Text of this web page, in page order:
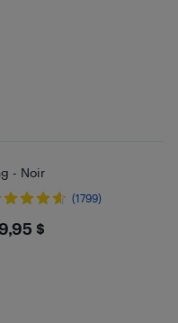
- Noir
(1799)
$